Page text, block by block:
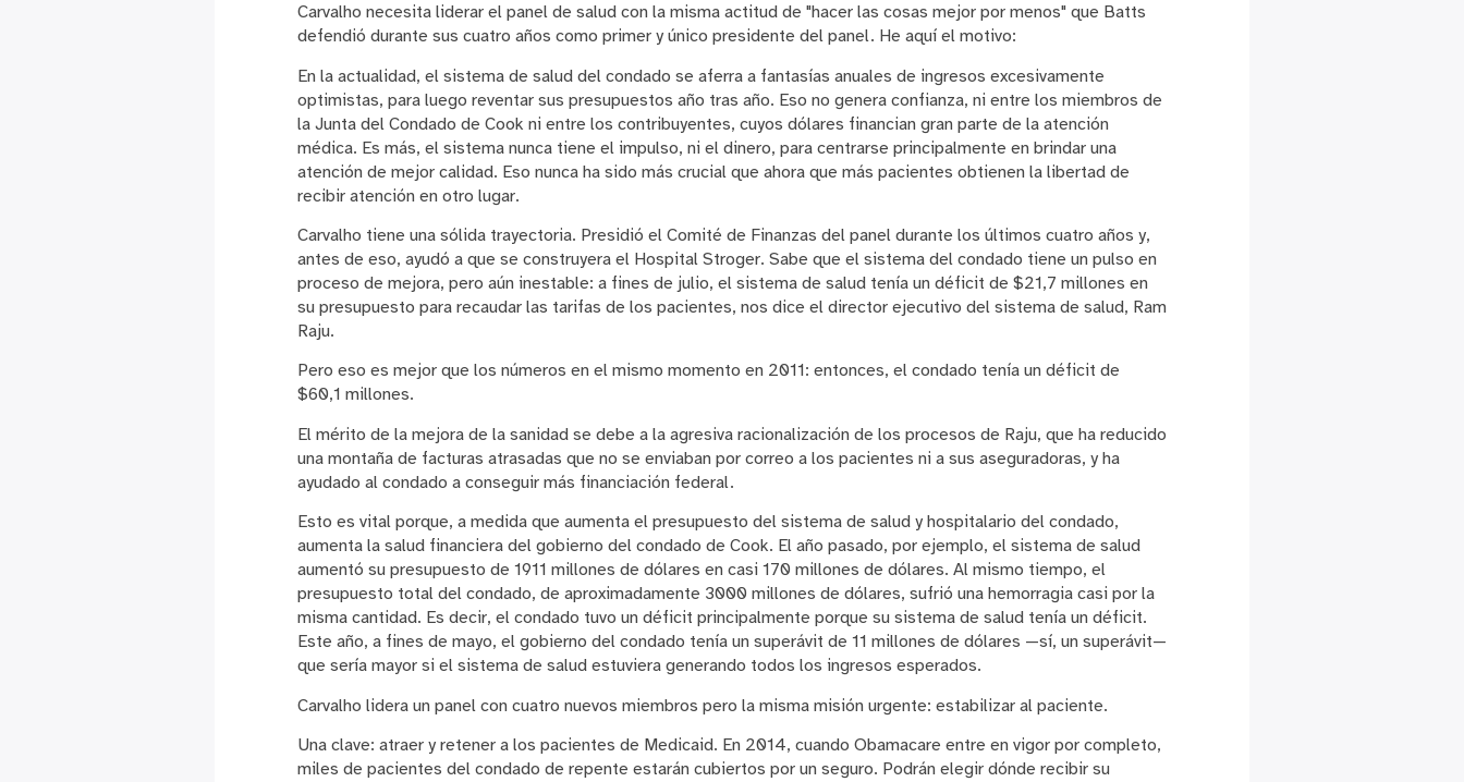
Carvalho necesita liderar el panel de salud con la misma actitud de "hacer las cosas mejor por menos" que Batts
defendió durante sus cuatro años como primer y único presidente del panel. He aquí el motivo:
En la actualidad, el sistema de salud del condado se aferra a fantasías anuales de ingresos excesivamente
optimistas, para luego reventar sus presupuestos año tras año. Eso no genera confianza, ni entre los miembros de
la Junta del Condado de Cook ni entre los contribuyentes, cuyos dólares financian gran parte de la atención
médica. Es más, el sistema nunca tiene el impulso, ni el dinero, para centrarse principalmente en brindar una
atención de mejor calidad. Eso nunca ha sido más crucial que ahora que más pacientes obtienen la libertad de
recibir atención en otro lugar.
Carvalho tiene una sólida trayectoria. Presidió el Comité de Finanzas del panel durante los últimos cuatro años y,
antes de eso, ayudó a que se construyera el Hospital Stroger. Sabe que el sistema del condado tiene un pulso en
proceso de mejora, pero aún inestable: a fines de julio, el sistema de salud tenía un déficit de $21,7 millones en
su presupuesto para recaudar las tarifas de los pacientes, nos dice el director ejecutivo del sistema de salud, Ram
Raju.
Pero eso es mejor que los números en el mismo momento en 2011: entonces, el condado tenía un déficit de
$60,1 millones.
El mérito de la mejora de la sanidad se debe a la agresiva racionalización de los procesos de Raju, que ha reducido
una montaña de facturas atrasadas que no se enviaban por correo a los pacientes ni a sus aseguradoras, y ha
ayudado al condado a conseguir más financiación federal.
Esto es vital porque, a medida que aumenta el presupuesto del sistema de salud y hospitalario del condado,
aumenta la salud financiera del gobierno del condado de Cook. El año pasado, por ejemplo, el sistema de salud
aumentó su presupuesto de 1911 millones de dólares en casi 170 millones de dólares. Al mismo tiempo, el
presupuesto total del condado, de aproximadamente 3000 millones de dólares, sufrió una hemorragia casi por la
misma cantidad. Es decir, el condado tuvo un déficit principalmente porque su sistema de salud tenía un déficit.
Este año, a fines de mayo, el gobierno del condado tenía un superávit de 11 millones de dólares —sí, un superávit—
que sería mayor si el sistema de salud estuviera generando todos los ingresos esperados.
Carvalho lidera un panel con cuatro nuevos miembros pero la misma misión urgente: estabilizar al paciente.
Una clave: atraer y retener a los pacientes de Medicaid. En 2014, cuando Obamacare entre en vigor por completo,
miles de pacientes del condado de repente estarán cubiertos por un seguro. Podrán elegir dónde recibir su